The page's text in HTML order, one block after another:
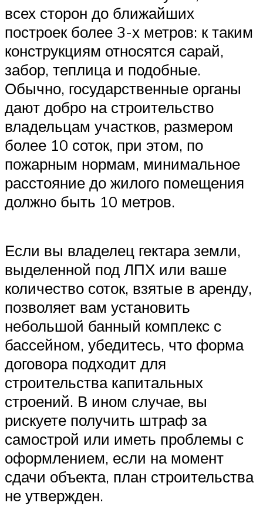
всех сторон до ближайших
построек более 3-х метров: к таким
конструкциям относятся сарай,
забор, теплица и подобные.
Обычно, государственные органы
дают добро на строительство
владельцам участков, размером
более 10 соток, при этом, по
пожарным нормам, минимальное
расстояние до жилого помещения
должно быть 10 метров.
Если вы владелец гектара земли,
выделенной под ЛПХ или ваше
количество соток, взятые в аренду,
позволяет вам установить
небольшой банный комплекс с
бассейном, убедитесь, что форма
договора подходит для
строительства капитальных
строений. В ином случае, вы
рискуете получить штраф за
самострой или иметь проблемы с
оформлением, если на момент
сдачи объекта, план строительства
не утвержден.